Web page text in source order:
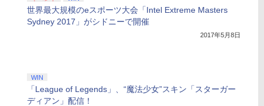
世界最大規模のeスポーツ大会「Intel Extreme Masters
Sydney 2017」がシドニーで開催
2017年5月8日
WIN
「League of Legends」、“魔法少女”スキン「スターガー
ディアン」配信！